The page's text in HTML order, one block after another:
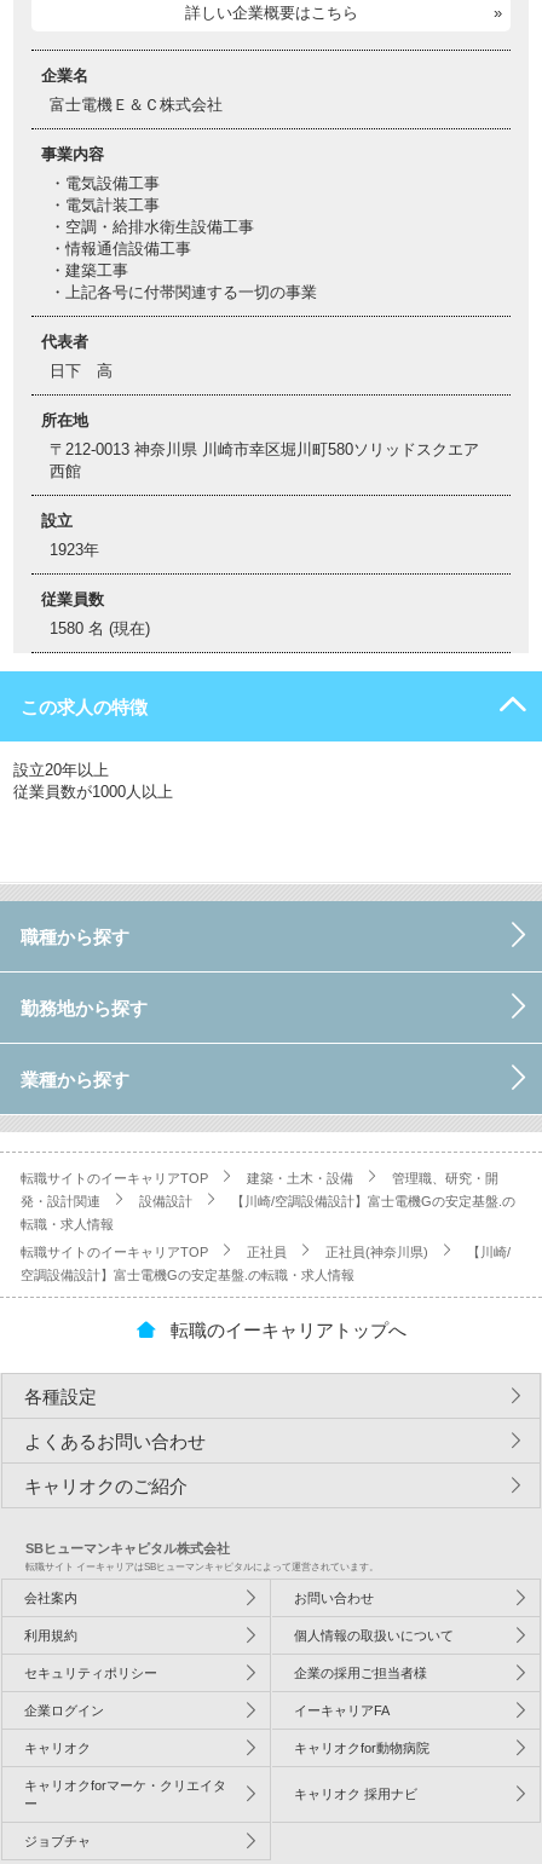
詳しい企業概要はこちら
企業名
富士電機Ｅ＆Ｃ株式会社
事業内容
・電気設備工事
・電気計装工事
・空調・給排水衛生設備工事
・情報通信設備工事
・建築工事
・上記各号に付帯関連する一切の事業
代表者
日下 高
所在地
〒212-0013 神奈川県 川崎市幸区堀川町580ソリッドスクエア
西館
設立
1923年
従業員数
1580 名 (現在)
この求人の特徴
設立20年以上
従業員数が1000人以上
職種から探す
勤務地から探す
業種から探す
転職サイトのイーキャリアTOP 建築・土木・設備
管理職、研究・開
発・設計関連
設備設計
【川崎/空調設備設計】富士電機Gの安定基盤.の
転職・求人情報
転職サイトのイーキャリアTOP
正社員 正社員(神奈川県)
【川崎/
空調設備設計】富士電機Gの安定基盤.の転職・求人情報
転職のイーキャリアトップへ
各種設定
よくあるお問い合わせ
キャリオクのご紹介
SBヒューマンキャピタル株式会社
転職サイト イーキャリアはSBヒューマンキャピタルによって運営されています。
会社案内 お問い合わせ
利用規約 個人情報の取扱いについて
セキュリティポリシー 企業の採用ご担当者様
企業ログイン イーキャリアFA
キャリオク キャリオクfor動物病院
キャリオクforマーケ・クリエイタ
ー
キャリオク 採用ナビ
ジョブチャ